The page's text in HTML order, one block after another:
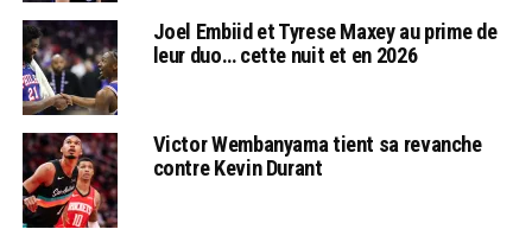
Joel Embiid et Tyrese Maxey au prime de
leur duo… cette nuit et en 2026
Victor Wembanyama tient sa revanche
contre Kevin Durant